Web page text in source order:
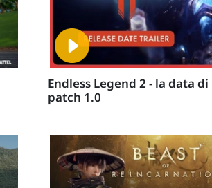
Endless Legend 2 - la data
patch 1.0